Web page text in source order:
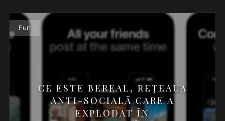
Fun
CE ESTE BEREAL, REȚEAUA
ANTI-SOCIALĂ CARE A
EXPLODAT ÎN